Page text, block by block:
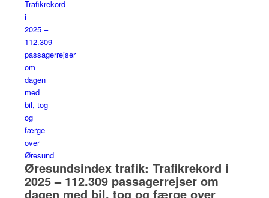
Øresundsindex trafik: Trafikrekord i
2025 – 112.309 passagerrejser om
dagen med bil, tog og færge over